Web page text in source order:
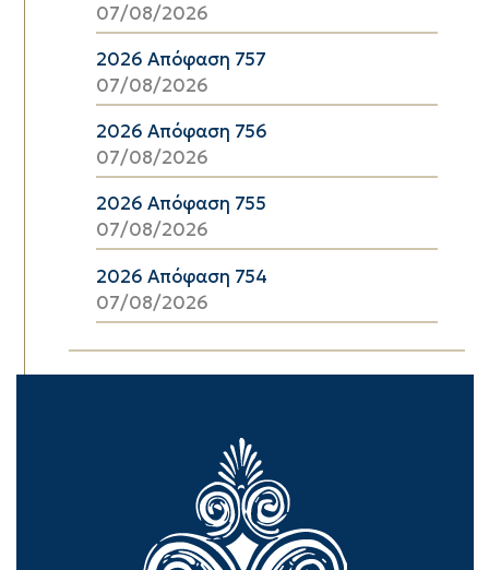
07/08/2026
2026 Απόφαση 757
07/08/2026
2026 Απόφαση 756
07/08/2026
2026 Απόφαση 755
07/08/2026
2026 Απόφαση 754
07/08/2026